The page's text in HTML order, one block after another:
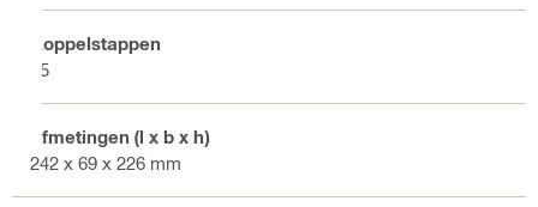
Koppelstappen
15
Afmetingen (l x b x h)
242 x 69 x 226 mm